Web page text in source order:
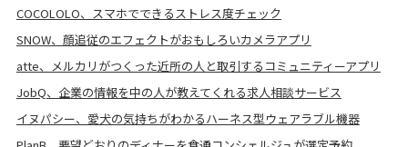
COCOLOLO、スマホでできるストレス度チェック
SNOW、顔追従のエフェクトがおもしろいカメラアプリ
atte、メルカリがつくった近所の人と取引するコミュニティーアプリ
JobQ、企業の情報を中の人が教えてくれる求人相談サービス
イヌパシー、愛犬の気持ちがわかるハーネス型ウェアラブル機器